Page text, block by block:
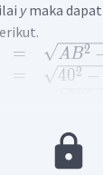
ymaka
=
=
AB2
4 02 −
24
dan segitiga